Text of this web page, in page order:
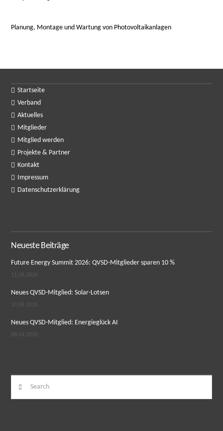
Planung, Montage und Wartung von Photovoltaikanlagen
Startseite
Verband
Aktuelles
Mitglieder
Mitglied werden
Projekte & Partner
Kontakt
Impressum
Datenschutzerklärung
Neueste Beiträge
Future Energy Summit 2026: QVSD-Mitglieder sparen 10 %
11.06.2026
Neues QVSD-Mitglied: Solar-Lotsen
10.06.2026
Neues QVSD-Mitglied: Energieglück AI
08.04.2026